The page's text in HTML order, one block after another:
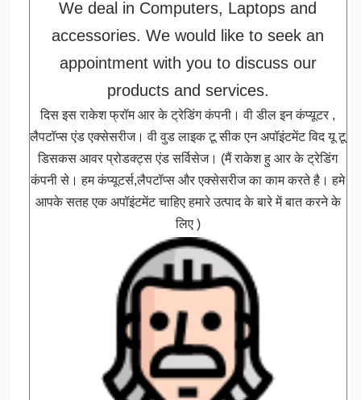
We deal in Computers, Laptops and
accessories. We would like to seek an
appointment with you to discuss our
products and services.
दिस इस राकेश फ्रॉम आर के ट्रेडिंग कंपनी। वी डील इन कंप्यूटर ,
लैपटॉप्स एंड एक्सेसरीज। वी वुड लाइक टू सीक एन अपॉइंटमेंट विद यू टू
डिसकस आवर प्रोडक्ट्स एंड सर्विसेज। (मैं राकेश हु आर के ट्रेडिंग
कंपनी से। हम कंप्यूटर्स,लैपटॉप्स और एक्सेसरीज का काम करते है। हमे
आपके सतह एक अपॉइंटमेंट चाहिए हमारे उत्पाद के बारे में बात करने के
लिए )